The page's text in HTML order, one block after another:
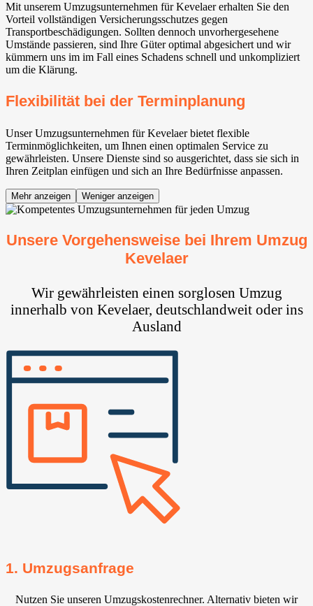
Mit unserem Umzugsunternehmen für Kevelaer erhalten Sie den
Vorteil vollständigen Versicherungsschutzes gegen
Transportbeschädigungen. Sollten dennoch unvorhergesehene
Umstände passieren, sind Ihre Güter optimal abgesichert und wir
kümmern uns im im Fall eines Schadens schnell und unkompliziert
um die Klärung.
Flexibilität bei der Terminplanung
Unser Umzugsunternehmen für Kevelaer bietet flexible
Terminmöglichkeiten, um Ihnen einen optimalen Service zu
gewährleisten. Unsere Dienste sind so ausgerichtet, dass sie sich in
Ihren Zeitplan einfügen und sich an Ihre Bedürfnisse anpassen.
Mehr anzeigen Weniger anzeigen
Unsere Vorgehensweise bei Ihrem Umzug
Kevelaer
Wir gewährleisten einen sorglosen Umzug
innerhalb von Kevelaer, deutschlandweit oder ins
Ausland
1. Umzugsanfrage
Nutzen Sie unseren Umzugskostenrechner. Alternativ bieten wir